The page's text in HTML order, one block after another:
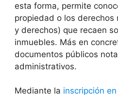
esta forma, permite
propiedad o los derechos
y derechos) que recaen
inmuebles. Más en
documentos públicos
administrativos.
Mediante la inscripción